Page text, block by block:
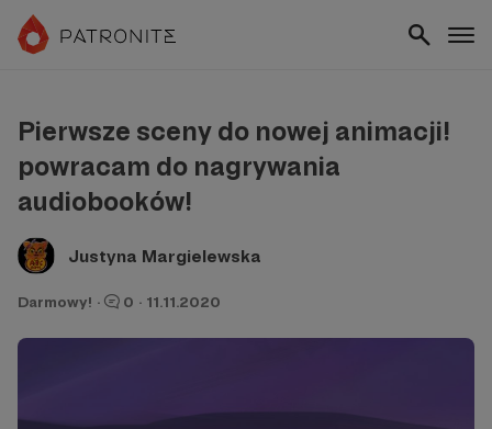
Pierwsze sceny do nowej animacji!
powracam do nagrywania
audiobooków!
Justyna Margielewska
Darmowy! · 0 · 11.11.2020